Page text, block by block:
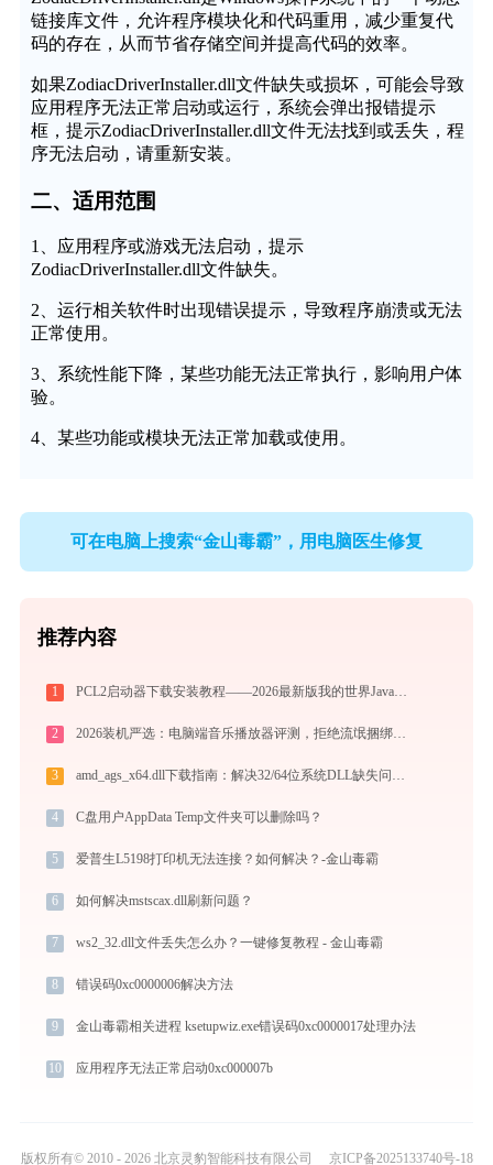
链接库文件，允许程序模块化和代码重用，减少重复代
码的存在，从而节省存储空间并提高代码的效率。
如果ZodiacDriverInstaller.dll文件缺失或损坏，可能会导致
应用程序无法正常启动或运行，系统会弹出报错提示
框，提示ZodiacDriverInstaller.dll文件无法找到或丢失，程
序无法启动，请重新安装。
二、适用范围
1、应用程序或游戏无法启动，提示
ZodiacDriverInstaller.dll文件缺失。
2、运行相关软件时出现错误提示，导致程序崩溃或无法
正常使用。
3、系统性能下降，某些功能无法正常执行，影响用户体
验。
4、某些功能或模块无法正常加载或使用。
可在电脑上搜索“金山毒霸”，用电脑医生修复
推荐内容
1 PCL2启动器下载安装教程——2026最新版我的世界Java版启动器配置指南
2 2026装机严选：电脑端音乐播放器评测，拒绝流氓捆绑，还原极致无损心流音质
3 amd_ags_x64.dll下载指南：解决32/64位系统DLL缺失问题 | 官方免费安全下载
4 C盘用户AppData Temp文件夹可以删除吗？
5 爱普生L5198打印机无法连接？如何解决？-金山毒霸
6 如何解决mstscax.dll刷新问题？
7 ws2_32.dll文件丢失怎么办？一键修复教程 - 金山毒霸
8 错误码0xc0000006解决方法
9 金山毒霸相关进程 ksetupwiz.exe错误码0xc0000017处理办法
10 应用程序无法正常启动0xc000007b
版权所有© 2010 - 2026 北京灵豹智能科技有限公司 京ICP备2025133740号-18